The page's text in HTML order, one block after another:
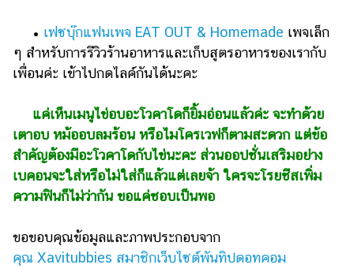
• เฟซบุ๊กแฟนเพจ EAT OUT & Homemade เพจเล็ก
ๆ สำหรับการรีวิวร้านอาหารและเก็บสูตรอาหารของเรากับ
เพื่อนค่ะ เข้าไปกดไลค์กันได้นะคะ
แค่เห็นเมนูไข่อบอะโวคาโดก็ยิ้มอ่อนแล้วค่ะ จะทำด้วย
เตาอบ หม้ออบลมร้อน หรือไมโครเวฟก็ตามสะดวก แต่ข้อ
สำคัญต้องมีอะโวคาโดกับไข่นะคะ ส่วนออปชั่นเสริมอย่าง
เบคอนจะใส่หรือไม่ใส่ก็แล้วแต่เลยจ้า ใครจะโรยชีสเพิ่ม
ความฟินก็ไม่ว่ากัน ขอแค่ชอบเป็นพอ
ขอขอบคุณข้อมูลและภาพประกอบจาก
คุณ Xavitubbies สมาชิกเว็บไซต์พันทิปดอทคอม